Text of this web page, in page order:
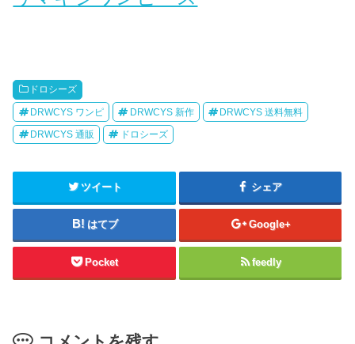
ドロシーズ
DRWCYS ワンピ DRWCYS 新作 DRWCYS 送料無料
DRWCYS 通販 ドロシーズ
ツイート シェア
はてブ Google+
Pocket feedly